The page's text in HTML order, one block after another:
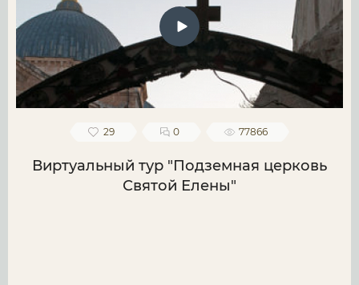
29 0 77866
Виртуальный тур "Подземная церковь
Святой Елены"